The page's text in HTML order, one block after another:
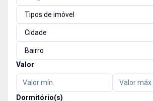
Tipos de imóvel
Cidade
Bairro
Valor
Dormitório(s)